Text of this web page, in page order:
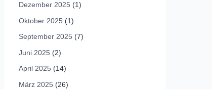
Dezember 2025 (1)
Oktober 2025 (1)
September 2025 (7)
Juni 2025 (2)
April 2025 (14)
März 2025 (26)